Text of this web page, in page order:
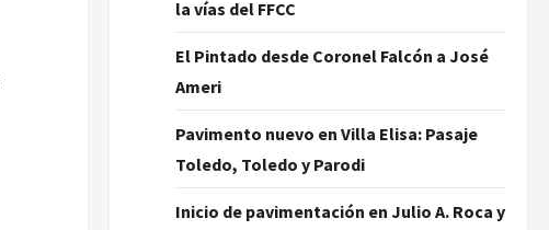
la vías del FFCC
El Pintado desde Coronel Falcón a José
Ameri
Pavimento nuevo en Villa Elisa: Pasaje
Toledo, Toledo y Parodi
Inicio de pavimentación en Julio A. Roca y